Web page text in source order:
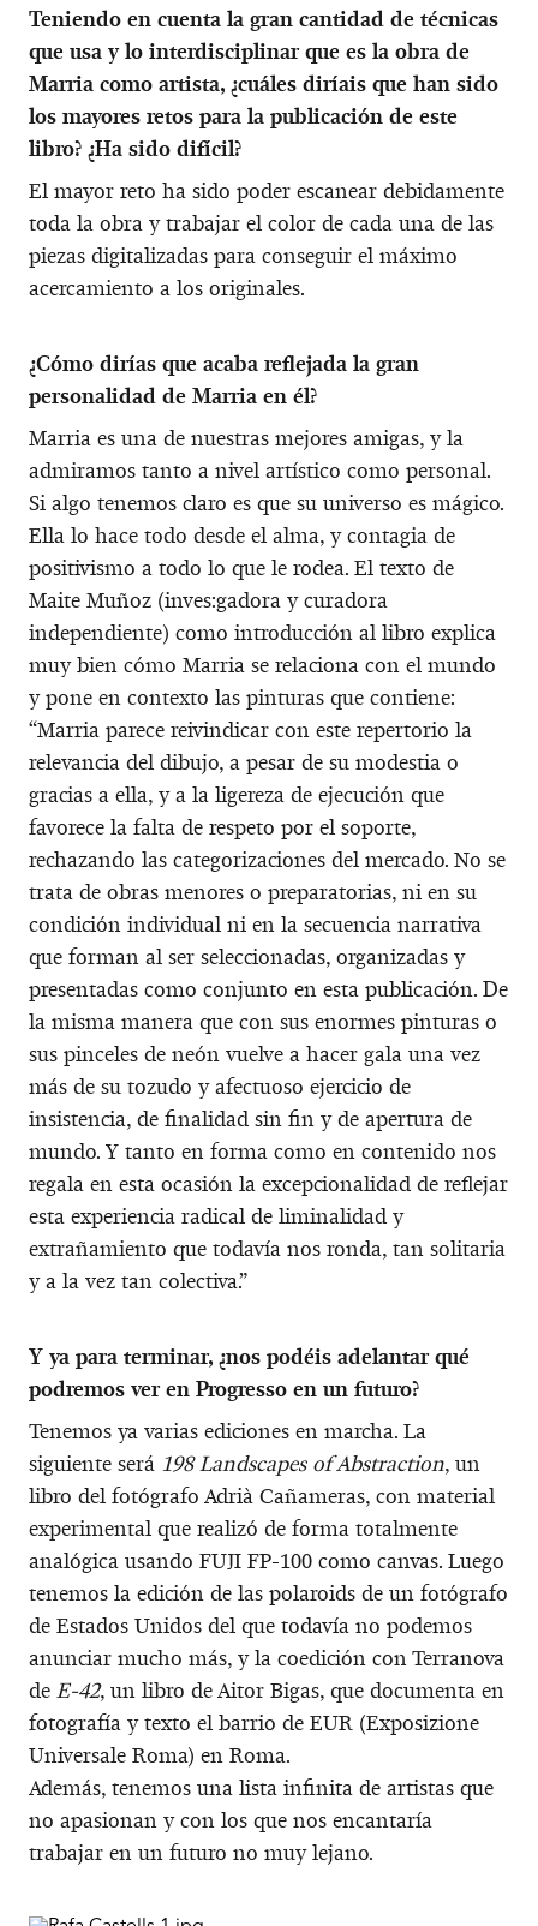
Teniendo en cuenta la gran cantidad de técnicas
que usa y lo interdisciplinar que es la obra de
Marria como artista, ¿cuáles diríais que han sido
los mayores retos para la publicación de este
libro? ¿Ha sido difícil?
El mayor reto ha sido poder escanear debidamente
toda la obra y trabajar el color de cada una de las
piezas digitalizadas para conseguir el máximo
acercamiento a los originales.
¿Cómo dirías que acaba reflejada la gran
personalidad de Marria en él?
Marria es una de nuestras mejores amigas, y la
admiramos tanto a nivel artístico como personal.
Si algo tenemos claro es que su universo es mágico.
Ella lo hace todo desde el alma, y contagia de
positivismo a todo lo que le rodea. El texto de
Maite Muñoz (inves:gadora y curadora
independiente) como introducción al libro explica
muy bien cómo Marria se relaciona con el mundo
y pone en contexto las pinturas que contiene:
“Marria parece reivindicar con este repertorio la
relevancia del dibujo, a pesar de su modestia o
gracias a ella, y a la ligereza de ejecución que
favorece la falta de respeto por el soporte,
rechazando las categorizaciones del mercado. No se
trata de obras menores o preparatorias, ni en su
condición individual ni en la secuencia narrativa
que forman al ser seleccionadas, organizadas y
presentadas como conjunto en esta publicación. De
la misma manera que con sus enormes pinturas o
sus pinceles de neón vuelve a hacer gala una vez
más de su tozudo y afectuoso ejercicio de
insistencia, de finalidad sin fin y de apertura de
mundo. Y tanto en forma como en contenido nos
regala en esta ocasión la excepcionalidad de reflejar
esta experiencia radical de liminalidad y
extrañamiento que todavía nos ronda, tan solitaria
y a la vez tan colectiva.”
Y ya para terminar, ¿nos podéis adelantar qué
podremos ver en Progresso en un futuro?
Tenemos ya varias ediciones en marcha. La
siguiente será 198 Landscapes of Abstraction, un
libro del fotógrafo Adrià Cañameras, con material
experimental que realizó de forma totalmente
analógica usando FUJI FP-100 como canvas. Luego
tenemos la edición de las polaroids de un fotógrafo
de Estados Unidos del que todavía no podemos
anunciar mucho más, y la coedición con Terranova
de E-42, un libro de Aitor Bigas, que documenta en
fotografía y texto el barrio de EUR (Exposizione
Universale Roma) en Roma.
Además, tenemos una lista infinita de artistas que
no apasionan y con los que nos encantaría
trabajar en un futuro no muy lejano.